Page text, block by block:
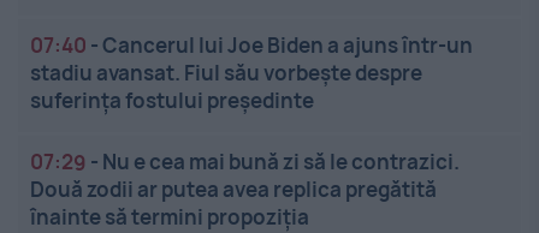
07:40 -Cancerul lui Joe Biden a ajuns într-un
stadiu avansat. Fiul său vorbește despre
suferința fostului președinte
07:29 - Nu e cea mai bună zi să le contrazici.
Două zodii ar putea avea replica pregătită
înainte să termini propoziția